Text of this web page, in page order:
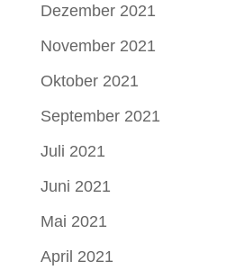
Dezember 2021
November 2021
Oktober 2021
September 2021
Juli 2021
Juni 2021
Mai 2021
April 2021